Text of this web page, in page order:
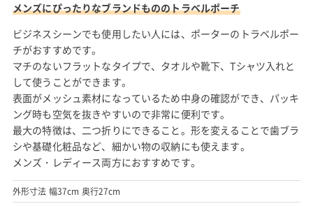
メンズにぴったりなブランドもののトラベルポーチ
ビジネスシーンでも使用したい人には、ポーターのトラベルポー
チがおすすめです。
マチのないフラットなタイプで、タオルや靴下、Tシャツ入れと
して使うことができます。
表面がメッシュ素材になっているため中身の確認ができ、パッキ
ング時も空気を抜きやすいので非常に便利です。
最大の特徴は、二つ折りにできること。形を変えることで歯ブラ
シや基礎化粧品など、細かい物の収納にも使えます。
メンズ・レディース両方におすすめです。
外形寸法 幅37cm 奥行27cm